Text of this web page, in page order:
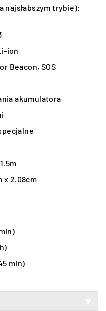
najsłabszym trybie):
ion
Beacon, SOS
akumulatora
x 2.08cm
min)